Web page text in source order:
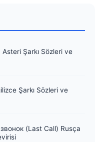
Şarkı Sözleri ve
Şarkı Sözleri ve
(Last Call) Rusça